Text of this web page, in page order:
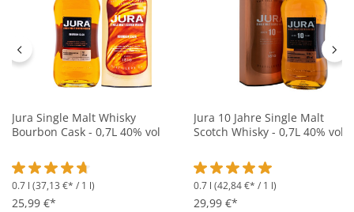
Jura Single Malt Whisky
Bourbon Cask - 0,7L 40% vol
Durchschnittliche Bewertung von 4.8 von 5 Sternen
0.7 l (37,13 €* / 1 l)
25,99 €*
Jura 10 Jahre Single Malt
Scotch Whisky - 0,7L 40% vol
Durchschnittliche
0.7 l (42,84 €* / 1 l)
29,99 €*